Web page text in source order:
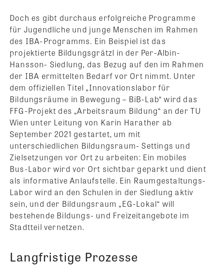
Doch es gibt durchaus erfolgreiche Programme
für Jugendliche und junge Menschen im Rahmen
des IBA-Programms. Ein Beispiel ist das
projektierte Bildungsgrätzl in der Per-Albin-
Hansson- Siedlung, das Bezug auf den im Rahmen
der IBA ermittelten Bedarf vor Ort nimmt. Unter
dem offiziellen Titel „Innovationslabor für
Bildungsräume in Bewegung – BiB-Lab“ wird das
FFG-Projekt des „Arbeitsraum Bildung“ an der TU
Wien unter Leitung von Karin Harather ab
September 2021 gestartet, um mit
unterschiedlichen Bildungsraum- Settings und
Zielsetzungen vor Ort zu arbeiten: Ein mobiles
Bus-Labor wird vor Ort sichtbar geparkt und dient
als informative Anlaufstelle. Ein Raumgestaltungs-
Labor wird an den Schulen in der Siedlung aktiv
sein, und der Bildungsraum „EG-Lokal“ will
bestehende Bildungs- und Freizeitangebote im
Stadtteil vernetzen.
Langfristige Prozesse